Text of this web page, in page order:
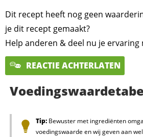
Dit recept heeft nog geen
je dit recept gemaakt?
Help anderen & deel nu je ervaring
REACTIE ACHTERLATEN
Tip:Bewuster met ingrediënten
voedingswaarde en wij geven aan